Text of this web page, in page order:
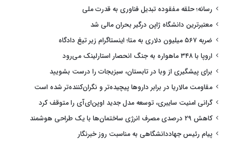
رسانه؛ حلقه مفقوده تبدیل فناوری به قدرت ملی
معتبرترین دانشگاه ژاپن درگیر بحران مالی شد
ضربه ۵۶۷ میلیون دلاری به متا؛ اینستاگرام زیر تیغ دادگاه
اروپا با ۳۴۸ ماهواره به جنگ انحصار استارلینک می‌رود
برای پیشگیری از وبا در تابستان، سبزیجات را درست بشویید
مقاومت مالاریا در برابر داروها پیچیده‌تر و نگران‌کننده‌تر شده است
گرانی امنیت سایبری، توسعه مدل جدید اوپن‌ای‌آی را متوقف کرد
کاهش ۲۹ درصدی مصرف انرژی ساختمان‌ها با یک طراحی هوشمند
پیام رئیس جهاددانشگاهی به مناسبت روز خبرنگار